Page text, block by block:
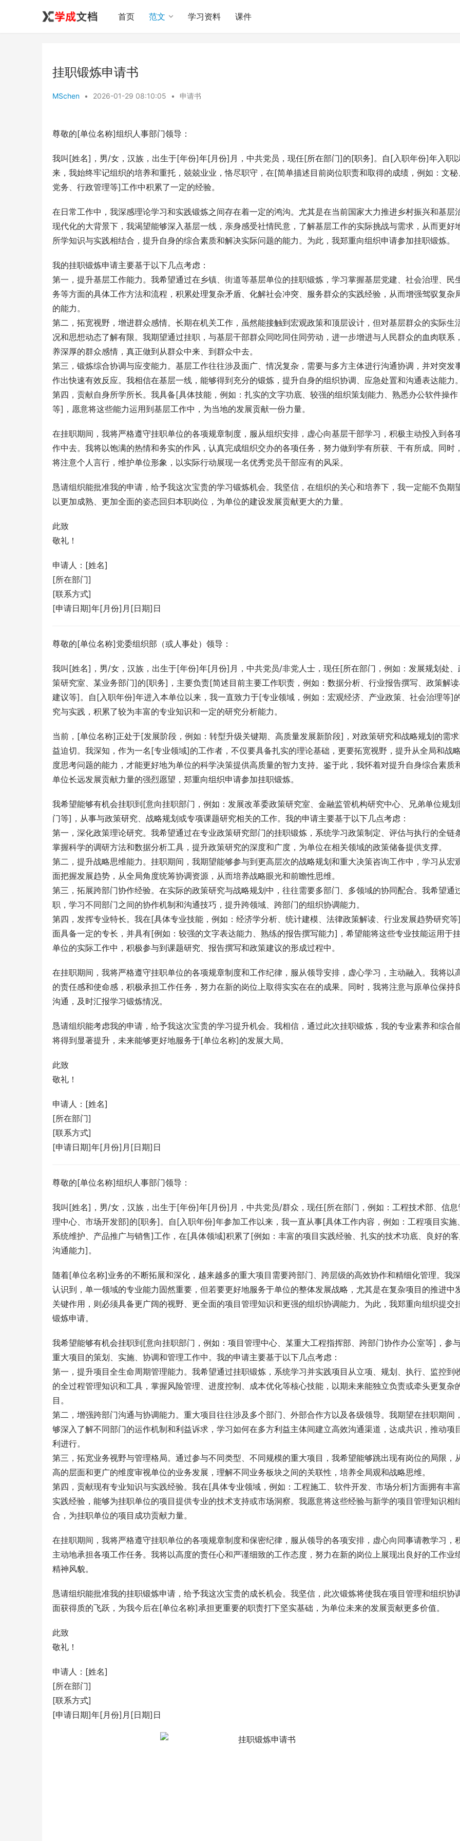
首页 范文 学习资料 课件
挂职锻炼申请书
MSchen • 2026-01-29 08:10:05 • 申请书
尊敬的[单位名称]组织人事部门领导：
我叫[姓名]，男/女，汉族，出生于[年份]年[月份]月，中共党员，现任[所在部门]的[职务]。自[入职年份]年入职
来，我始终牢记组织的培养和重托，兢兢业业，恪尽职守，在[简单描述目前岗位职责和取得的成绩，例如：文秘
党务、行政管理等]工作中积累了一定的经验。
在日常工作中，我深感理论学习和实践锻炼之间存在着一定的鸿沟。尤其是在当前国家大力推进乡村振兴和基层
现代化的大背景下，我渴望能够深入基层一线，亲身感受社情民意，了解基层工作的实际挑战与需求，从而更好
所学知识与实践相结合，提升自身的综合素质和解决实际问题的能力。为此，我郑重向组织申请参加挂职锻炼。
我的挂职锻炼申请主要基于以下几点考虑：
第一，提升基层工作能力。我希望通过在乡镇、街道等基层单位的挂职锻炼，学习掌握基层党建、社会治理、民
务等方面的具体工作方法和流程，积累处理复杂矛盾、化解社会冲突、服务群众的实践经验，从而增强驾驭复杂
的能力。
第二，拓宽视野，增进群众感情。长期在机关工作，虽然能接触到宏观政策和顶层设计，但对基层群众的实际生
况和思想动态了解有限。我期望通过挂职，与基层干部群众同吃同住同劳动，进一步增进与人民群众的血肉联系
养深厚的群众感情，真正做到从群众中来、到群众中去。
第三，锻炼综合协调与应变能力。基层工作往往涉及面广、情况复杂，需要与多方主体进行沟通协调，并对突发
作出快速有效反应。我相信在基层一线，能够得到充分的锻炼，提升自身的组织协调、应急处置和沟通表达能力。
第四，贡献自身所学所长。我具备[具体技能，例如：扎实的文字功底、较强的组织策划能力、熟悉办公软件操作
等]，愿意将这些能力运用到基层工作中，为当地的发展贡献一份力量。
在挂职期间，我将严格遵守挂职单位的各项规章制度，服从组织安排，虚心向基层干部学习，积极主动投入到各
作中去。我将以饱满的热情和务实的作风，认真完成组织交办的各项任务，努力做到学有所获、干有所成。同时
将注意个人言行，维护单位形象，以实际行动展现一名优秀党员干部应有的风采。
恳请组织能批准我的申请，给予我这次宝贵的学习锻炼机会。我坚信，在组织的关心和培养下，我一定能不负期
以更加成熟、更加全面的姿态回归本职岗位，为单位的建设发展贡献更大的力量。
此致
敬礼！
申请人：[姓名]
[所在部门]
[联系方式]
[申请日期]年[月份]月[日期]日
尊敬的[单位名称]党委组织部（或人事处）领导：
我叫[姓名]，男/女，汉族，出生于[年份]年[月份]月，中共党员/非党人士，现任[所在部门，例如：发展规划处、
策研究室、某业务部门]的[职务]，主要负责[简述目前主要工作职责，例如：数据分析、行业报告撰写、政策解
建议等]。自[入职年份]年进入本单位以来，我一直致力于[专业领域，例如：宏观经济、产业政策、社会治理等]
究与实践，积累了较为丰富的专业知识和一定的研究分析能力。
当前，[单位名称]正处于[发展阶段，例如：转型升级关键期、高质量发展新阶段]，对政策研究和战略规划的需求
益迫切。我深知，作为一名[专业领域]的工作者，不仅要具备扎实的理论基础，更要拓宽视野，提升从全局和战
度思考问题的能力，才能更好地为单位的科学决策提供高质量的智力支持。鉴于此，我怀着对提升自身综合素质
单位长远发展贡献力量的强烈愿望，郑重向组织申请参加挂职锻炼。
我希望能够有机会挂职到[意向挂职部门，例如：发展改革委政策研究室、金融监管机构研究中心、兄弟单位规划
门等]，从事与政策研究、战略规划或专项课题研究相关的工作。我的申请主要基于以下几点考虑：
第一，深化政策理论研究。我希望通过在专业政策研究部门的挂职锻炼，系统学习政策制定、评估与执行的全链
掌握科学的调研方法和数据分析工具，提升政策研究的深度和广度，为单位在相关领域的政策储备提供支撑。
第二，提升战略思维能力。挂职期间，我期望能够参与到更高层次的战略规划和重大决策咨询工作中，学习从宏
面把握发展趋势，从全局角度统筹协调资源，从而培养战略眼光和前瞻性思维。
第三，拓展跨部门协作经验。在实际的政策研究与战略规划中，往往需要多部门、多领域的协同配合。我希望通
职，学习不同部门之间的协作机制和沟通技巧，提升跨领域、跨部门的组织协调能力。
第四，发挥专业特长。我在[具体专业技能，例如：经济学分析、统计建模、法律政策解读、行业发展趋势研究
面具备一定的专长，并具有[例如：较强的文字表达能力、熟练的报告撰写能力]，希望能将这些专业技能运用于
单位的实际工作中，积极参与到课题研究、报告撰写和政策建议的形成过程中。
在挂职期间，我将严格遵守挂职单位的各项规章制度和工作纪律，服从领导安排，虚心学习，主动融入。我将以
的责任感和使命感，积极承担工作任务，努力在新的岗位上取得实实在在的成果。同时，我将注意与原单位保持
沟通，及时汇报学习锻炼情况。
恳请组织能考虑我的申请，给予我这次宝贵的学习提升机会。我相信，通过此次挂职锻炼，我的专业素养和综合
将得到显著提升，未来能够更好地服务于[单位名称]的发展大局。
此致
敬礼！
申请人：[姓名]
[所在部门]
[联系方式]
[申请日期]年[月份]月[日期]日
尊敬的[单位名称]组织人事部门领导：
我叫[姓名]，男/女，汉族，出生于[年份]年[月份]月，中共党员/群众，现任[所在部门，例如：工程技术部、信息
理中心、市场开发部]的[职务]。自[入职年份]年参加工作以来，我一直从事[具体工作内容，例如：工程项目实施
系统维护、产品推广与销售]工作，在[具体领域]积累了[例如：丰富的项目实践经验、扎实的技术功底、良好的
沟通能力]。
随着[单位名称]业务的不断拓展和深化，越来越多的重大项目需要跨部门、跨层级的高效协作和精细化管理。我
认识到，单一领域的专业能力固然重要，但若要更好地服务于单位的整体发展战略，尤其是在复杂项目的推进中
关键作用，则必须具备更广阔的视野、更全面的项目管理知识和更强的组织协调能力。为此，我郑重向组织提交
锻炼申请。
我希望能够有机会挂职到[意向挂职部门，例如：项目管理中心、某重大工程指挥部、跨部门协作办公室等]，参
重大项目的策划、实施、协调和管理工作中。我的申请主要基于以下几点考虑：
第一，提升项目全生命周期管理能力。我希望通过挂职锻炼，系统学习并实践项目从立项、规划、执行、监控到
的全过程管理知识和工具，掌握风险管理、进度控制、成本优化等核心技能，以期未来能独立负责或牵头更复杂
目。
第二，增强跨部门沟通与协调能力。重大项目往往涉及多个部门、外部合作方以及各级领导。我期望在挂职期间
够深入了解不同部门的运作机制和利益诉求，学习如何在多方利益主体间建立高效沟通渠道，达成共识，推动项
利进行。
第三，拓宽业务视野与管理格局。通过参与不同类型、不同规模的重大项目，我希望能够跳出现有岗位的局限，
高的层面和更广的维度审视单位的业务发展，理解不同业务板块之间的关联性，培养全局观和战略思维。
第四，贡献现有专业知识与实践经验。我在[具体专业领域，例如：工程施工、软件开发、市场分析]方面拥有丰
实践经验，能够为挂职单位的项目提供专业的技术支持或市场洞察。我愿意将这些经验与新学的项目管理知识相
合，为挂职单位的项目成功贡献力量。
在挂职期间，我将严格遵守挂职单位的各项规章制度和保密纪律，服从领导的各项安排，虚心向同事请教学习，
主动地承担各项工作任务。我将以高度的责任心和严谨细致的工作态度，努力在新的岗位上展现出良好的工作业
精神风貌。
恳请组织能批准我的挂职锻炼申请，给予我这次宝贵的成长机会。我坚信，此次锻炼将使我在项目管理和组织协
面获得质的飞跃，为我今后在[单位名称]承担更重要的职责打下坚实基础，为单位未来的发展贡献更多价值。
此致
敬礼！
申请人：[姓名]
[所在部门]
[联系方式]
[申请日期]年[月份]月[日期]日